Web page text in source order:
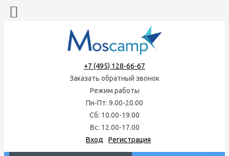
+7 (495) 128-66-67
Заказать обратный звонок
Режим работы
Пн-Пт: 9.00-20.00
Сб: 10.00-19.00
Вс: 12.00-17.00
Вход
Регистрация